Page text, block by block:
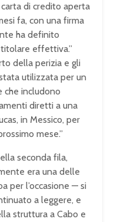
carta di credito aperta
fa, con una firma
ha definito
effettiva.”
della perizia e gli
utilizzata per un
che includono
diretti a una
in Messico, per
mese.”
seconda fila,
era una delle
per l’occasione — si
a leggere, e
struttura a Cabo e